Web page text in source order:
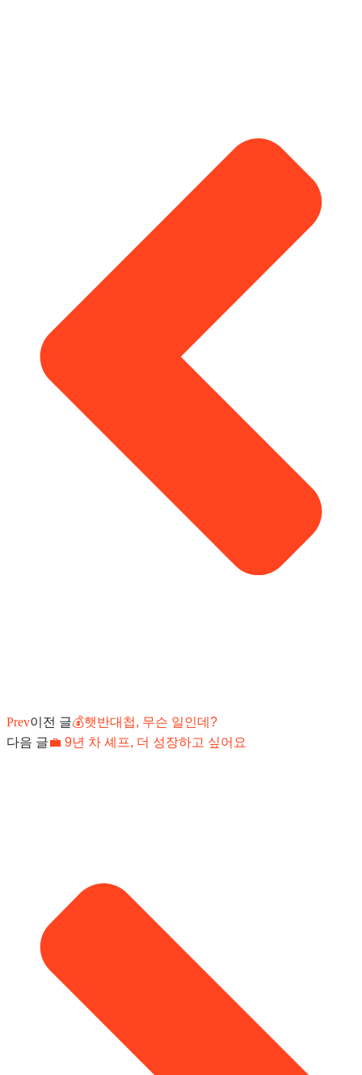
Prev이전 글💰햇반대첩, 무슨 일인데?
다음 글💼 9년 차 셰프, 더 성장하고 싶어요